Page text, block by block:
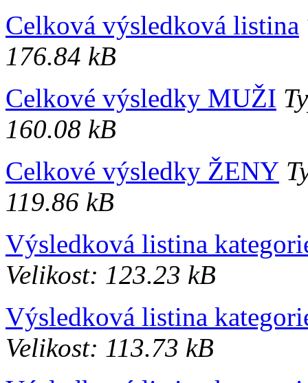
Celková výsledková listina
176.84 kB
Celkové výsledky MUŽI
160.08 kB
Celkové výsledky ŽENY
119.86 kB
Výsledková listina
Velikost: 123.23 kB
Výsledková listina
Velikost: 113.73 kB